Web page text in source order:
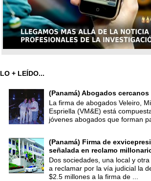
LO + LEÍDO...
(Panamá) Abogados
La firma de abogados Veleiro,
Espriella (VM&E) está
jóvenes abogados que forman
(Panamá) Firma de
señalada en reclamo
Dos sociedades, una local y
a reclamar por la vía judicial la
$2.5 millones a la firma de ...